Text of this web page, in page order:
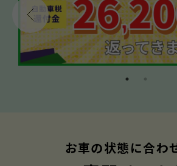
お車の状態に合わ